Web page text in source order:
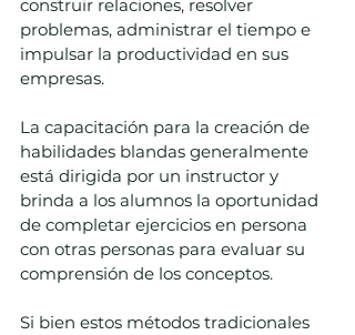
construir relaciones, resolver
problemas, administrar el tiempo e
impulsar la productividad en sus
empresas.
La capacitación para la creación de
habilidades blandas generalmente
está dirigida por un instructor y
brinda a los alumnos la oportunidad
de completar ejercicios en persona
con otras personas para evaluar su
comprensión de los conceptos.
Si bien estos métodos tradicionales